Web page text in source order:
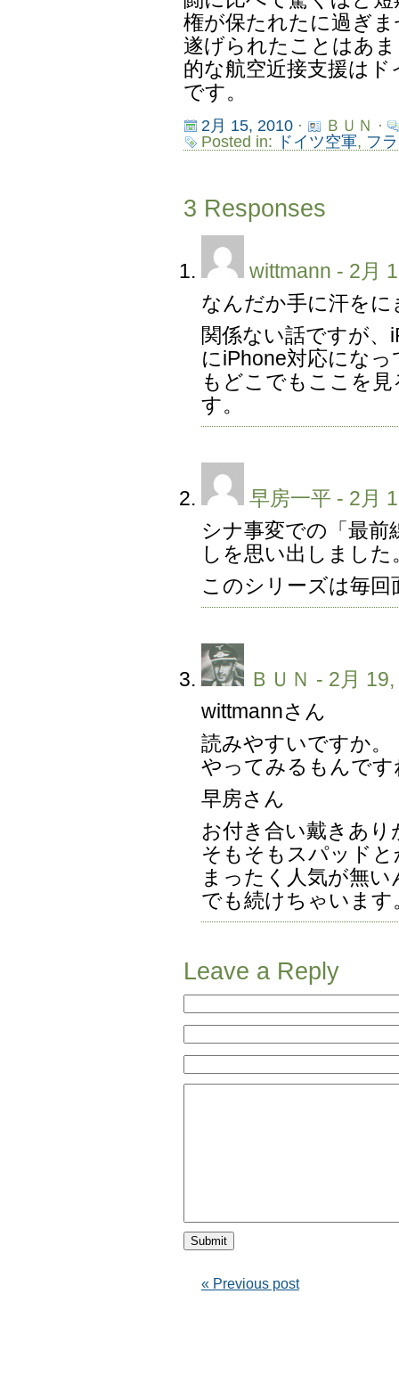
権が保たれたに過ぎ
遂げられたことはあ
的な航空近接支援は
です。
2月 15, 2010·
ＢＵＮ ·
Posted in:
ドイツ空軍, フ
3 Responses
wittmann - 2月
なんだか手に汗を
関係ない話ですが
にiPhone対応にな
もどこでもここを
す。
早房一平 - 2月
シナ事変での「最
しを思い出しました
このシリーズは毎回
ＢＵＮ - 2月
wittmannさん
読みやすいですか。
やってみるもんです
早房さん
お付き合い戴きあ
そもそもスパッド
まったく人気が無
でも続けちゃいます
Leave a Reply
« Previous post